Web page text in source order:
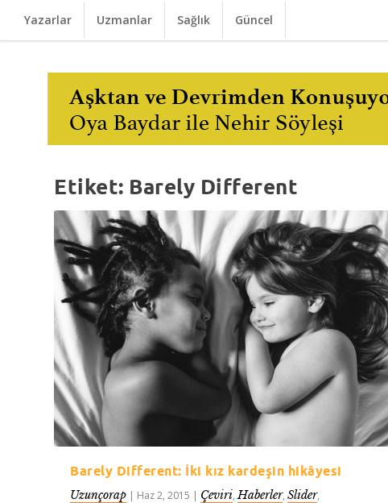
Yazarlar Uzmanlar Sağlık Güncel
Etiket: Barely Different
Barely Different: İki kız kardeşin hikâyesi
Uzunçorap | Haz 2, 2015 | Çeviri,Haberler,Slider,